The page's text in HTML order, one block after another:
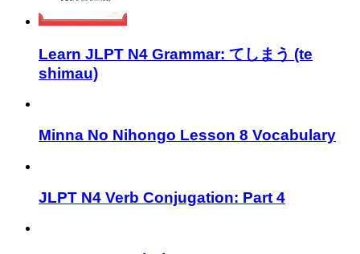
Learn JLPT N4 Grammar: てしまう (te
shimau)
Minna No Nihongo Lesson 8 Vocabulary
JLPT N4 Verb Conjugation: Part 4